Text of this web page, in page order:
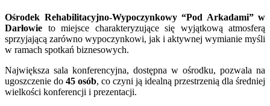
Ośrodek Rehabilitacyjno-Wypoczynkowy “Pod Arkadami” w
Darłowie to miejsce charakteryzujące się wyjątkową atmosferą
sprzyjającą zarówno wypoczynkowi, jak i aktywnej wymianie myśli
w ramach spotkań biznesowych.
Największa sala konferencyjna, dostępna w ośrodku, pozwala na
ugoszczenie do 45 osób, co czyni ją idealną przestrzenią dla średniej
wielkości konferencji i prezentacji.